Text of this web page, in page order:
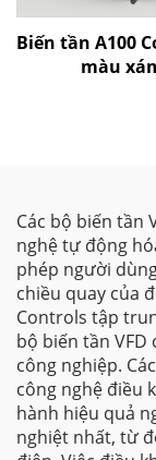
Biến tần A100
màu
Các bộ biến tần
nghệ tự động
phép người
chiều quay của
Controls tập
bộ biến tần
công nghiệp.
công nghệ điều
hành hiệu quả
nghiệt nhất, từ